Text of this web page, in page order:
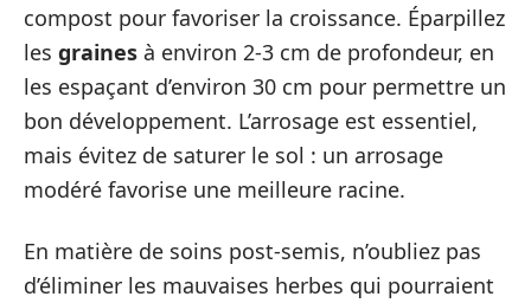
compost pour favoriser la croissance. Éparpillez
les graines à environ 2-3 cm de profondeur, en
les espaçant d’environ 30 cm pour permettre un
bon développement. L’arrosage est essentiel,
mais évitez de saturer le sol : un arrosage
modéré favorise une meilleure racine.
En matière de soins post-semis, n’oubliez pas
d’éliminer les mauvaises herbes qui pourraient